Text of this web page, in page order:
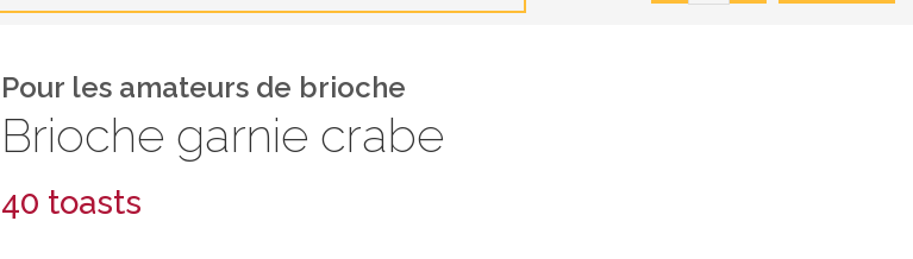
Pour les amateurs de brioche
Brioche garnie crabe
40 toasts